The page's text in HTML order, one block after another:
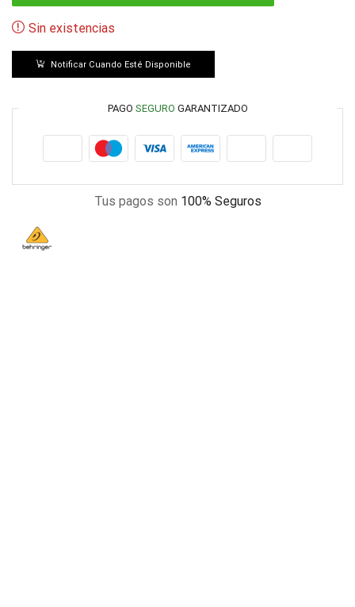
Sin existencias
Notificar Cuando Esté Disponible
PAGO SEGURO GARANTIZADO
Tus pagos son 100% Seguros